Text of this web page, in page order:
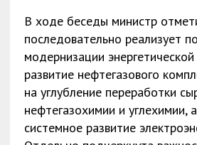
В ходе беседы министр
последовательно реализует
модернизации
развитие нефтегазового
на углубление переработки
нефтегазохимии и углехимии,
системное развитие